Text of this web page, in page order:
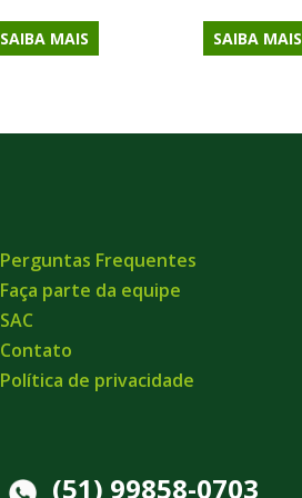
SAIBA MAIS SAIBA MAIS
Perguntas Frequentes
Faça parte da equipe
SAC
Contato
Política de privacidade
(51) 99858-0703